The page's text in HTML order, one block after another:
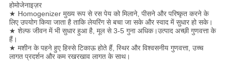
होमोजेनाइज़र
★ Homogenizer मुख्य रूप से रस पेय को मिलाने, पीसने और परिष्कृत करने के
लिए उपयोग किया जाता है ताकि लेयरिंग से बचा जा सके और स्वाद में सुधार हो सके।
★ शेल्फ जीवन में भी सुधार हुआ है, मूल से 3-5 गुना अधिक।उत्पाद अच्छी गुणवत्ता के
हैं।
★ मशीन के पहने हुए हिस्से टिकाऊ होते हैं, स्थिर और विश्वसनीय गुणवत्ता, उच्च
लागत प्रदर्शन और कम रखरखाव लागत के साथ।